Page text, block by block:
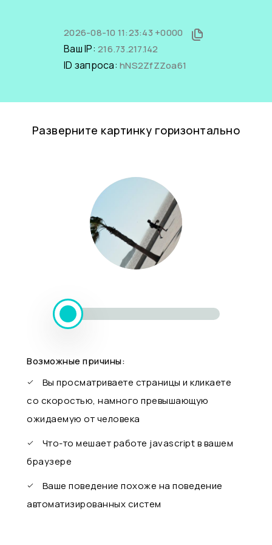
2026-08-10 11:23:43 +0000
Ваш IP: 216.73.217.142
ID запроса: hNS2ZfZZoa61
Разверните картинку горизонтально
Возможные причины:
Вы просматриваете страницы и кликаете
со скоростью, намного превышающую
ожидаемую от человека
Что-то мешает работе javascript в вашем
браузере
Ваше поведение похоже на поведение
автоматизированных систем